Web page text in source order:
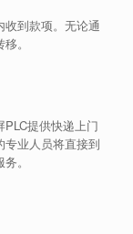
到款项。无论通
。
提供快递上门
专业人员将直接到
。